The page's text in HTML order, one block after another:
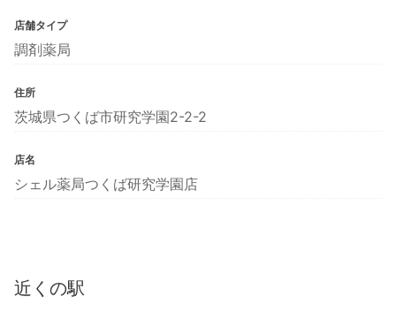
店舗タイプ
調剤薬局
住所
茨城県つくば市研究学園2-2-2
店名
シェル薬局つくば研究学園店
近くの駅